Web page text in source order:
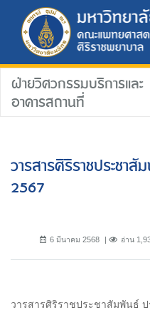
ฝ่ายวิศวกรรมบริการและ
อาคารสถานที่
วารสารศิริราชประชา
2567
6 มีนาคม 2568 อ่าน
วารสารศิริราชประชาสัมพันธ์